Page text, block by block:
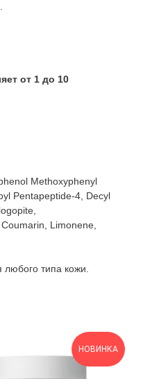
от 1 до 10
Methoxyphenyl
Pentapeptide-4, Decyl
Limonene,
любого типа кожи.
НОВИНКА